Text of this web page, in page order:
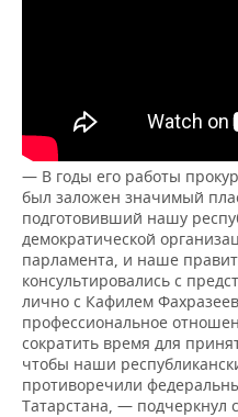
— В годы его работы
был заложен значимый
подготовивший нашу
демократической
парламента, и наше
консультировались с
лично с Кафилем
профессиональное
сократить время для
чтобы наши
противоречили
Татарстана, — подчеркнул